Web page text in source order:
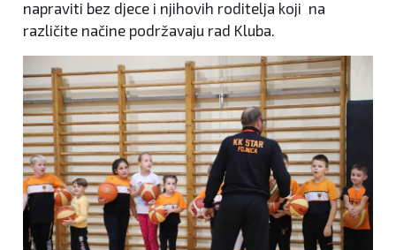
napraviti bez djece i njihovih roditelja koji na
različite načine podržavaju rad Kluba.